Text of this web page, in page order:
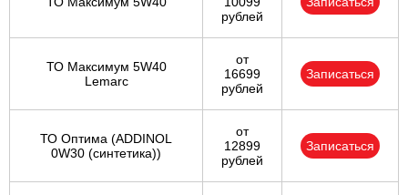
рублей
ТО Максимум 5W40
Lemarc
от
16699
рублей
Записаться
ТО Оптима (ADDINOL
0W30 (синтетика))
от
12899
рублей
Записаться